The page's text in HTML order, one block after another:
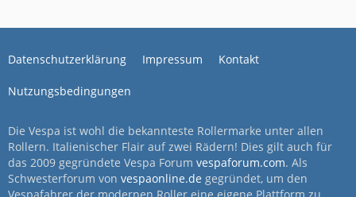
Datenschutzerklärung Impressum Kontakt
Nutzungsbedingungen
Die Vespa ist wohl die bekannteste Rollermarke unter allen
Rollern. Italienischer Flair auf zwei Rädern! Dies gilt auch für
das 2009 gegründete Vespa Forum vespaforum.com. Als
Schwesterforum von vespaonline.de gegründet, um den